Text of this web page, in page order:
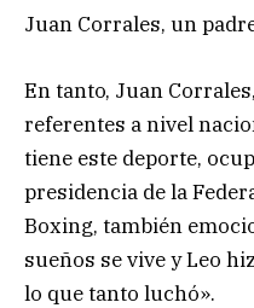
Juan Corrales, un
En tanto, Juan
referentes a nivel
tiene este deporte,
presidencia de la
Boxing, también
sueños se vive y Leo
lo que tanto luchó».